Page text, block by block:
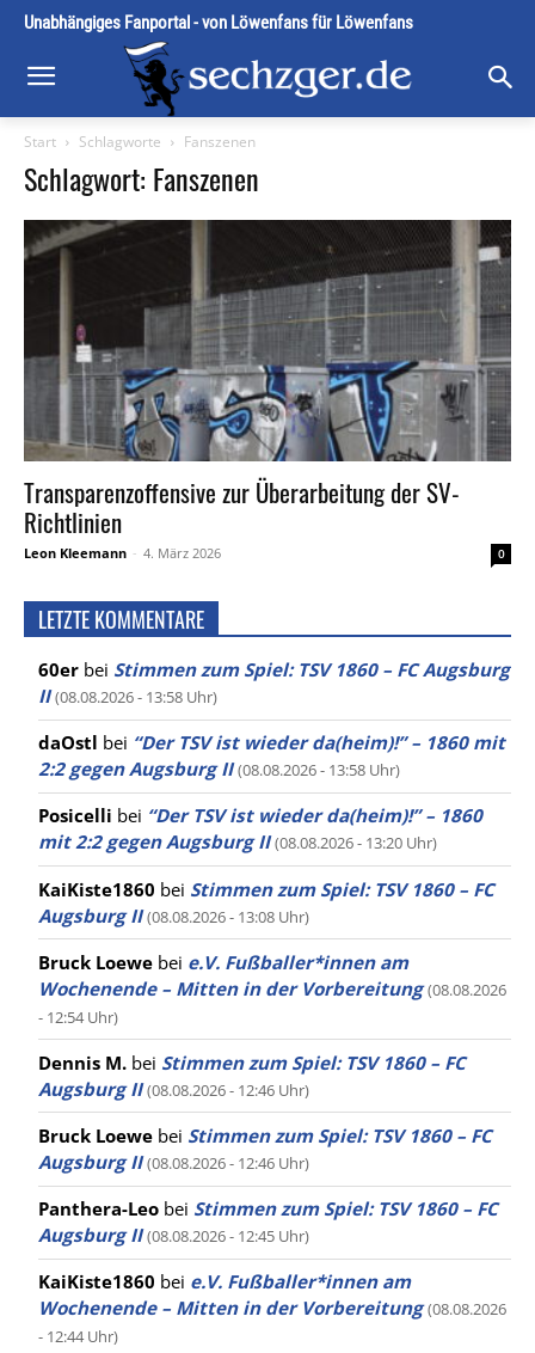
Unabhängiges Fanportal - von Löwenfans für Löwenfans
Start Schlagworte Fanszenen
Schlagwort: Fanszenen
Transparenzoffensive zur Überarbeitung der SV-
Richtlinien
Leon Kleemann - 4. März 2026 0
LETZTE KOMMENTARE
60er bei Stimmen zum Spiel: TSV 1860 – FC Augsburg
II (08.08.2026 - 13:58 Uhr)
daOstl bei “Der TSV ist wieder da(heim)!” – 1860 mit
2:2 gegen Augsburg II (08.08.2026 - 13:58 Uhr)
Posicelli bei “Der TSV ist wieder da(heim)!” – 1860
mit 2:2 gegen Augsburg II (08.08.2026 - 13:20 Uhr)
KaiKiste1860 bei Stimmen zum Spiel: TSV 1860 – FC
Augsburg II (08.08.2026 - 13:08 Uhr)
Bruck Loewe bei e.V. Fußballer*innen am
Wochenende – Mitten in der Vorbereitung (08.08.2026
- 12:54 Uhr)
Dennis M. bei Stimmen zum Spiel: TSV 1860 – FC
Augsburg II (08.08.2026 - 12:46 Uhr)
Bruck Loewe bei Stimmen zum Spiel: TSV 1860 – FC
Augsburg II (08.08.2026 - 12:46 Uhr)
Panthera-Leo bei Stimmen zum Spiel: TSV 1860 – FC
Augsburg II (08.08.2026 - 12:45 Uhr)
KaiKiste1860 bei e.V. Fußballer*innen am
Wochenende – Mitten in der Vorbereitung (08.08.2026
- 12:44 Uhr)